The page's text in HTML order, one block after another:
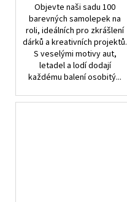
Objevte naši sadu 100
barevných samolepek na
roli, ideálních pro zkrášlení
dárků a kreativních projektů.
S veselými motivy aut,
letadel a lodí dodají
každému balení osobitý...